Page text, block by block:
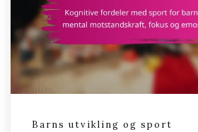
Barns utvikling og sport